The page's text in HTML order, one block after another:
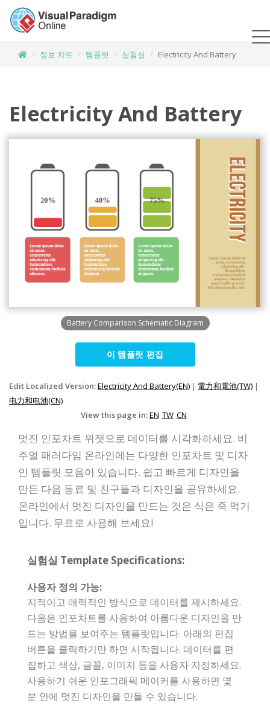
정보 차트 템플릿 실험실 Electricity And Battery
Electricity And Battery
Battery Comparison Schematic Diagram
이 템플릿 편집
Edit Localized Version:Electricity And Battery(EN) | 電力和電池(TW) |
电力和电池(CN)
View this page in:EN TW CN
멋진 인포차트 위젯으로 데이터를 시각화하세요. 비
주얼 패러다임 온라인에는 다양한 인포차트 및 디자
인 템플릿 모음이 있습니다. 쉽고 빠르게 디자인을
만든 다음 동료 및 친구들과 디자인을 공유하세요.
온라인에서 멋진 디자인을 만드는 것은 식은 죽 먹기
입니다. 무료로 사용해 보세요!
실험실 Template Specifications:
사용자 정의 가능:
지적이고 매력적인 방식으로 데이터를 제시하세요.
다음은 인포차트를 사용하여 아름다운 디자인을 만
드는 방법을 보여주는 템플릿입니다. 아래의 편집
버튼을 클릭하기만 하면 시작됩니다. 데이터를 편
집하고 색상, 글꼴, 이미지 등을 사용자 지정하세요.
사용하기 쉬운 인포그래픽 메이커를 사용하면 몇
분 안에 멋진 디자인을 만들 수 있습니다.